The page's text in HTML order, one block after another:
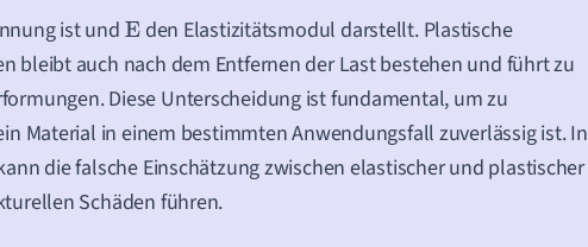
ist und E den Elastizitätsmodul darstellt. Plastische
bleibt auch nach dem Entfernen der Last bestehen und führt zu
Diese Unterscheidung ist fundamental, um zu
Material in einem bestimmten Anwendungsfall zuverlässig ist. In
die falsche Einschätzung zwischen elastischer und plastischer
Schäden führen.